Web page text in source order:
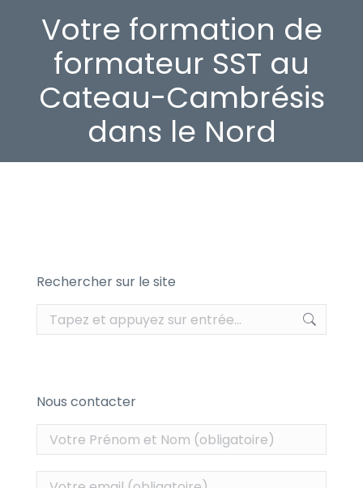
Votre formation de
formateur SST au
Cateau-Cambrésis
dans le Nord
Rechercher sur le site
Recherche
:
Nous contacter